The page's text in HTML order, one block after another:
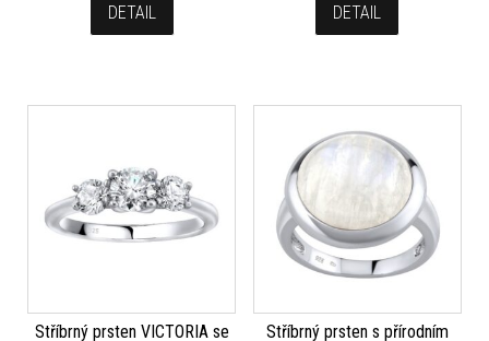
DETAIL DETAIL
Stříbrný prsten VICTORIA se
Stříbrný prsten s přírodním